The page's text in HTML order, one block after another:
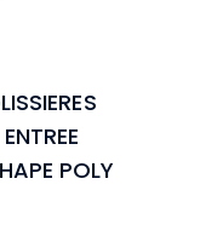
POLY